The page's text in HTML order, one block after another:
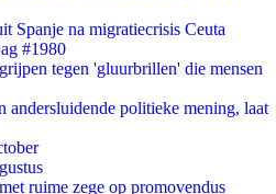
Spanje na migratiecrisis Ceuta
#1980
tegen 'gluurbrillen' die mensen
andersluidende politieke mening, laat
ruime zege op promovendus